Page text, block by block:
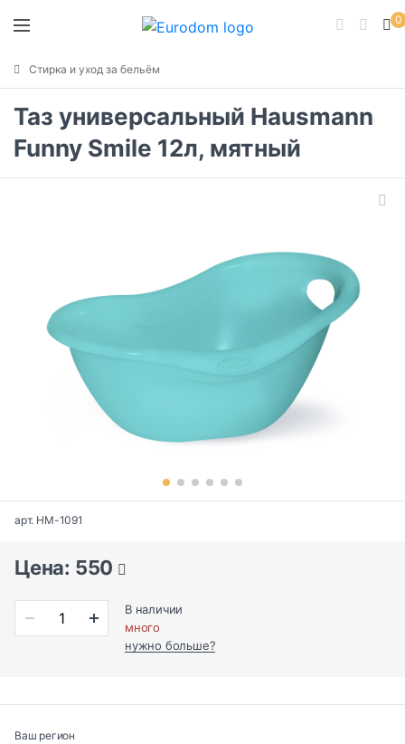
0
Стирка и уход за бельём
Таз универсальный Hausmann
Funny Smile 12л, мятный
арт. HM-1091
Цена: 550
В наличии
много
нужно больше?
Ваш регион